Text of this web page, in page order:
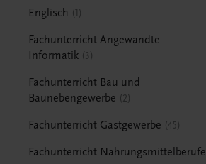
Englisch 1
Fachunterricht Angewandte
Informatik
3
Fachunterricht Bau und
Baunebengewerbe
2
Fachunterricht Gastgewerbe 45
Fachunterricht Nahrungsmittelberufe